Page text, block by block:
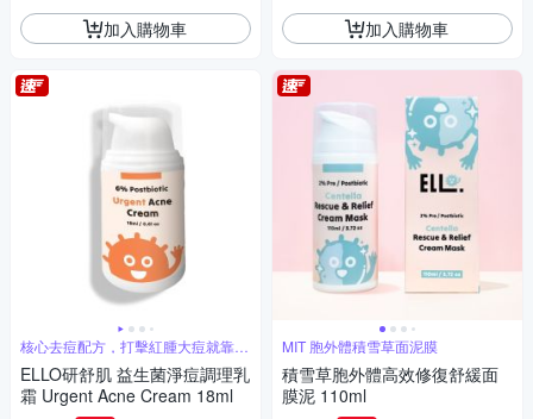
加入購物車
核心去痘配方，打擊紅腫大痘就靠
ELLO
ELLO研舒肌 益生菌淨痘調理乳
霜 Urgent Acne Cream 18ml
加入購物車
MIT 胞外體積雪草面泥膜
積雪草胞外體高效修復舒緩面
膜泥 110ml